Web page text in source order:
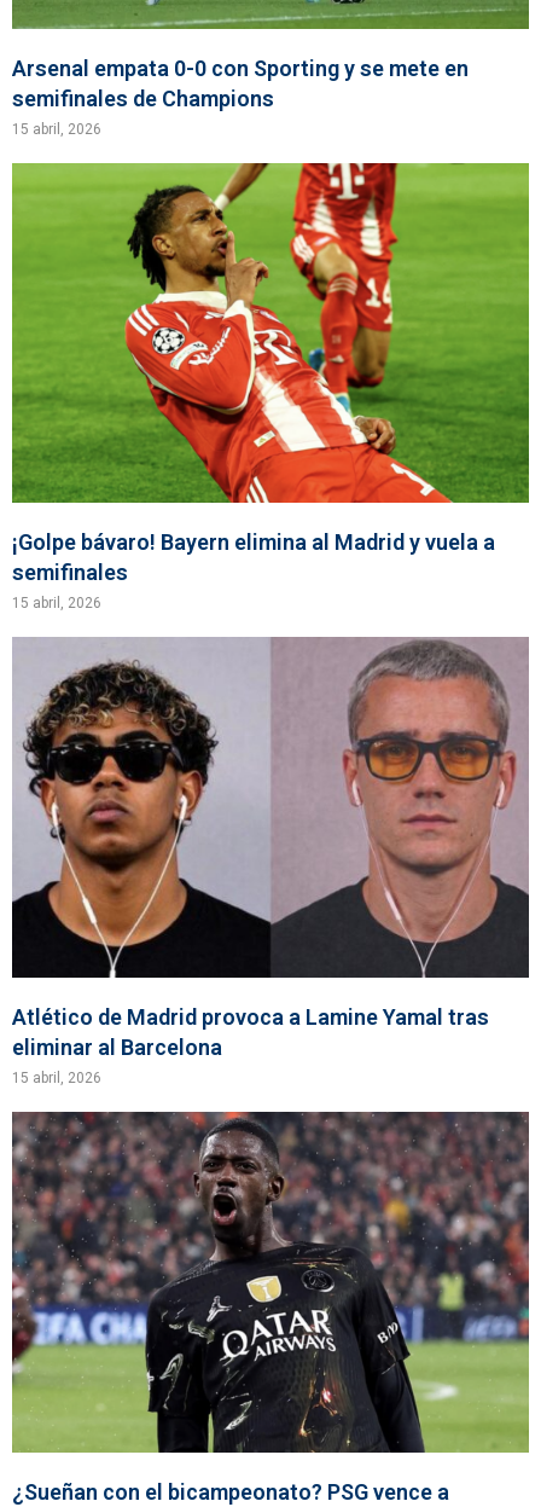
Arsenal empata 0-0 con Sporting y se mete en
semifinales de Champions
15 abril, 2026
¡Golpe bávaro! Bayern elimina al Madrid y vuela a
semifinales
15 abril, 2026
Atlético de Madrid provoca a Lamine Yamal tras
eliminar al Barcelona
15 abril, 2026
¿Sueñan con el bicampeonato? PSG vence a